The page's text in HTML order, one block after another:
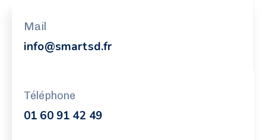
Mail
info@smartsd.fr
Téléphone
01 60 91 42 49